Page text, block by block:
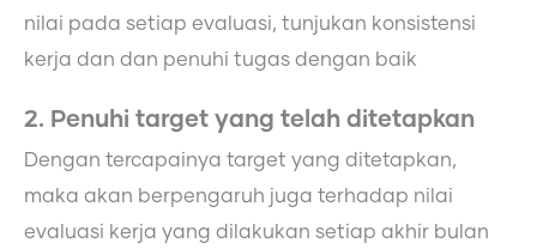
nilai pada setiap evaluasi, tunjukan konsistensi
kerja dan dan penuhi tugas dengan baik
2. Penuhi target yang telah ditetapkan
Dengan tercapainya target yang ditetapkan,
maka akan berpengaruh juga terhadap nilai
evaluasi kerja yang dilakukan setiap akhir bulan